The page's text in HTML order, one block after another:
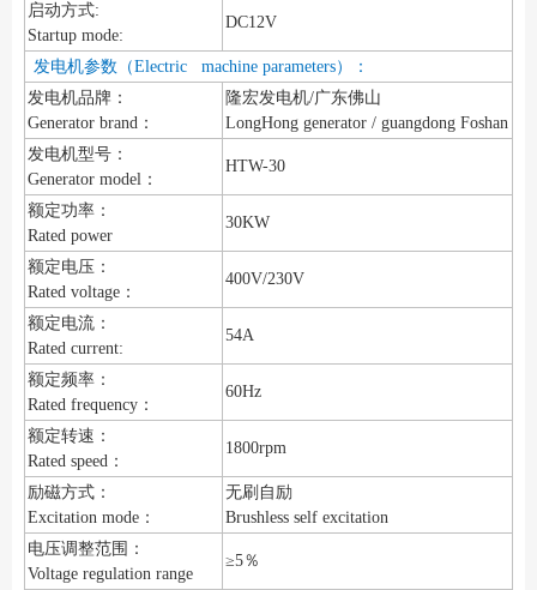
启动方式:
Startup mode:
DC12V
发电机参数（Electric machine parameters）：
发电机品牌：
Generator brand：
隆宏发电机/广东佛山
LongHong generator / guangdong Foshan
发电机型号：
Generator model：
HTW-30
额定功率：
Rated power
30KW
额定电压：
Rated voltage：
400V/230V
额定电流：
Rated current:
54A
额定频率：
Rated frequency：
60Hz
额定转速：
Rated speed：
1800rpm
励磁方式：
Excitation mode：
无刷自励
Brushless self excitation
电压调整范围：
Voltage regulation range
≥5％